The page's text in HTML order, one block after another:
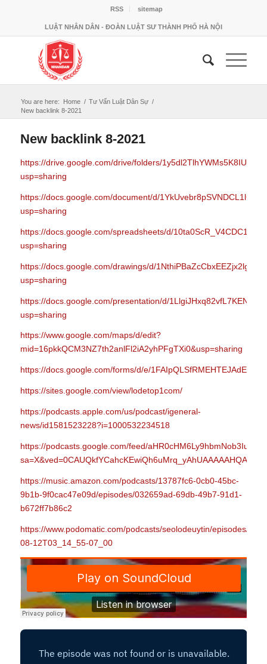
RSS sitemap
LUẬT NHÂN DÂN - ĐOÀN LUẬT SƯ THÀNH PHỐ HÀ NỘI
You are here: Home / Tư Vấn Luật Dân Sự /
New backlink 8-2021
New backlink 8-2021
https://drive.google.com/drive/folders/
usp=sharing
https://docs.google.com/document/d/
usp=sharing
https://docs.google.com/spreadsheets/d/
usp=sharing
https://docs.google.com/drawings/d/
usp=sharing
https://docs.google.com/presentation/d/
usp=sharing
https://www.google.com/maps/d/edit?
mid=16pkkQCM3NZ7th2anlFl2iA2yhPFgTXi0&usp=sharing
https://docs.google.com/forms/d/e/
https://sites.google.com/view/lodetop1com/
https://podcasts.apple.com/us/podcast/igeneral-
news/id1581523228?i=1000532234518
https://podcasts.google.com/feed/
https://music.amazon.com/podcasts/13787fc6-0cb0-45bc-
9b1b-9f0cac47e09d/episodes/032659ad-69db-49b7-91d1-
b672ff7b86c2
https://www.podomatic.com/podcasts/seolodeuytin/episodes/
08-12T03_14_55-07_00